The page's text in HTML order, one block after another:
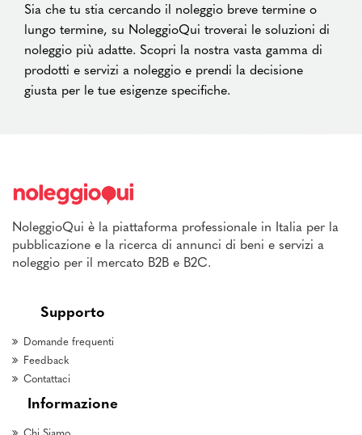
Sia che tu stia cercando il noleggio breve termine o
lungo termine, su NoleggioQui troverai le soluzioni di
noleggio più adatte. Scopri la nostra vasta gamma di
prodotti e servizi a noleggio e prendi la decisione
giusta per le tue esigenze specifiche.
NoleggioQui è la piattaforma professionale in Italia per la
pubblicazione e la ricerca di annunci di beni e servizi a
noleggio per il mercato B2B e B2C.
Supporto
Domande frequenti
Feedback
Contattaci
Informazione